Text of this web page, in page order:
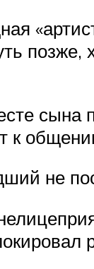
сына
к
не